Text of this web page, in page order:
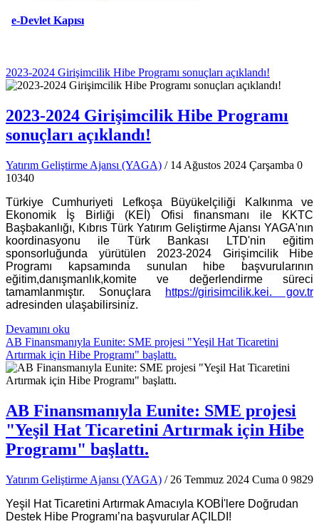
e-Devlet Kapısı
2023-2024 Girişimcilik Hibe Programı sonuçları açıklandı!
2023-2024 Girişimcilik Hibe Programı
sonuçları açıklandı!
Yatırım Geliştirme Ajansı (YAGA) / 14 Ağustos 2024 Çarşamba 0
10340
Türkiye Cumhuriyeti Lefkoşa Büyükelçiliği Kalkınma ve
Ekonomik İş Birliği (KEİ) Ofisi finansmanı ile KKTC
Başbakanlığı, Kıbrıs Türk Yatırım Geliştirme Ajansı YAGA'nın
koordinasyonu ile Türk Bankası LTD'nin eğitim
sponsorluğunda yürütülen 2023-2024 Girişimcilik Hibe
Programı kapsamında sunulan hibe başvurularının
eğitim,danışmanlık,komite ve değerlendirme süreci
tamamlanmıştır. Sonuçlara
https://girisimcilik.kei. gov.tr
adresinden ulaşabilirsiniz.
Devamını oku
AB Finansmanıyla Eunite: SME projesi "Yeşil Hat Ticaretini
Artırmak için Hibe Programı" başlattı.
AB Finansmanıyla Eunite: SME projesi
"Yeşil Hat Ticaretini Artırmak için Hibe
Programı" başlattı.
Yatırım Geliştirme Ajansı (YAGA) / 26 Temmuz 2024 Cuma 0 9829
Yeşil Hat Ticaretini Artırmak Amacıyla KOBİ'lere Doğrudan
Destek Hibe Programı’na başvurular AÇILDI!